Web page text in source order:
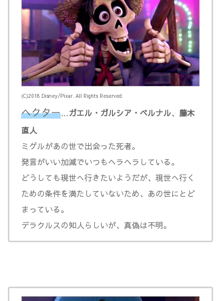
(C)2018 Disney/Pixar. All Rights Reserved.
ヘクター…ガエル・ガルシア・ベルナル、 藤木
直人
ミゲルがあの世で出会った死者。
発言がいい加減でいつもヘラヘラしている。
どうしても現世へ行きたいようだが、現世へ行く
ための条件を満たしていないため、あの世にとど
まっている。
デラクルスの知人らしいが、真偽は不明。